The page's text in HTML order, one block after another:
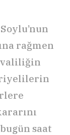
rağmen
valiliğin
saat